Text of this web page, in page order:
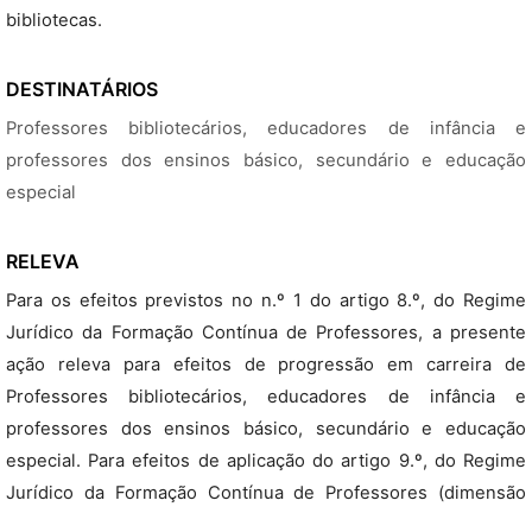
bibliotecas.
DESTINATÁRIOS
Professores bibliotecários, educadores de infância e
professores dos ensinos básico, secundário e educação
especial
RELEVA
Para os efeitos previstos no n.º 1 do artigo 8.º, do Regime
Jurídico da Formação Contínua de Professores, a presente
ação releva para efeitos de progressão em carreira de
Professores bibliotecários, educadores de infância e
professores dos ensinos básico, secundário e educação
especial. Para efeitos de aplicação do artigo 9.º, do Regime
Jurídico da Formação Contínua de Professores (dimensão